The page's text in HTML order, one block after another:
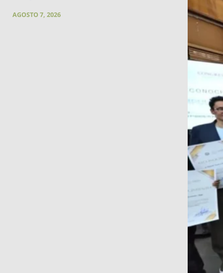
AGOSTO 7, 2026